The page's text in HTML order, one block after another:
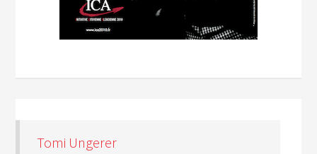
Tomi Ungerer